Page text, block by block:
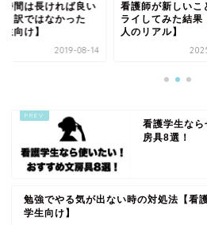
時間は長ければ良い
う訳ではなかった
向け】
2019-08-14
看護師が新しいこ
ライしてみた結果
人のリアル】
看護学生な
房具8選！
勉強でやる気が出ない時の対処法【看
学生向け】